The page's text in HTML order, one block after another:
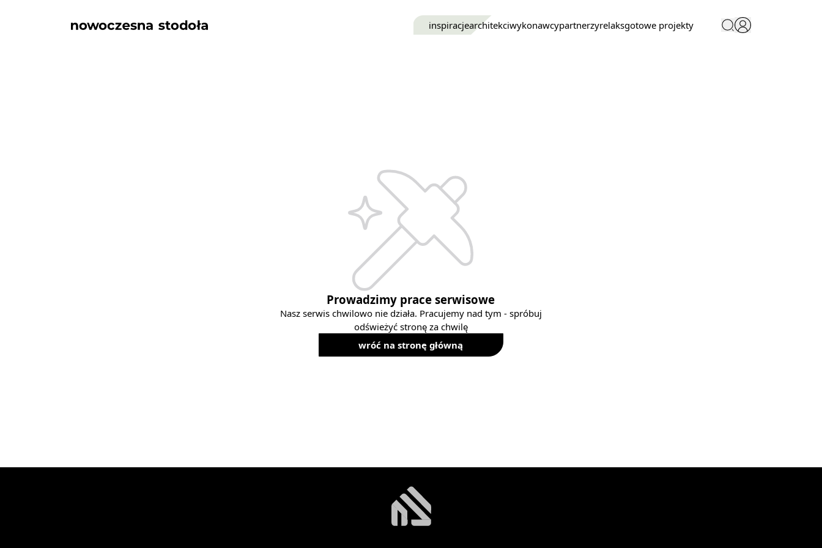
inspiracjearchitekciwykonawcypartnerzyrelaksgotowe projekty
Prowadzimy prace serwisowe
Nasz serwis chwilowo nie działa. Pracujemy nad tym - spróbuj
odświeżyć stronę za chwilę
wróć na stronę główną